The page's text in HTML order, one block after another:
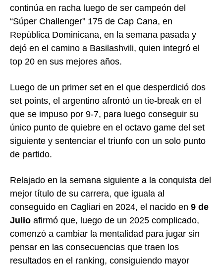
continúa en racha luego de ser campeón del
“Súper Challenger” 175 de Cap Cana, en
República Dominicana, en la semana pasada y
dejó en el camino a Basilashvili, quien integró el
top 20 en sus mejores años.
Luego de un primer set en el que desperdició dos
set points, el argentino afrontó un tie-break en el
que se impuso por 9-7, para luego conseguir su
único punto de quiebre en el octavo game del set
siguiente y sentenciar el triunfo con un solo punto
de partido.
Relajado en la semana siguiente a la conquista del
mejor título de su carrera, que iguala al
conseguido en Cagliari en 2024, el nacido en 9 de
Julio afirmó que, luego de un 2025 complicado,
comenzó a cambiar la mentalidad para jugar sin
pensar en las consecuencias que traen los
resultados en el ranking, consiguiendo mayor